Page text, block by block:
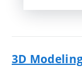
3D